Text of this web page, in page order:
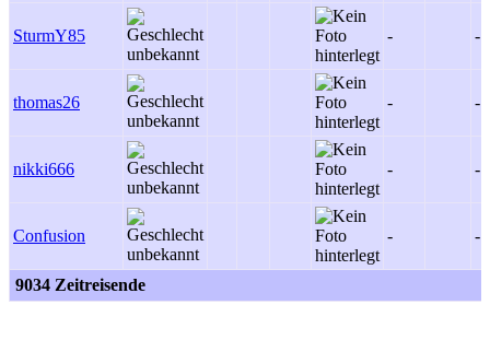
SturmY85 - -
thomas26 - -
nikki666 - -
Confusion - -
9034 Zeitreisende